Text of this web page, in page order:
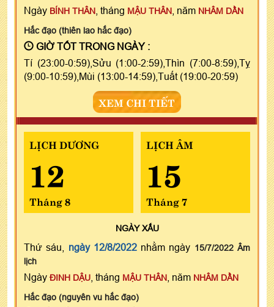
Ngày BÍNH THÂN , tháng MẬU THÂN , năm NHÂM DẦN
Hắc đạo (thiên lao hắc đạo)
GIỜ TỐT TRONG NGÀY :
Tí (23:00-0:59),Sửu (1:00-2:59),Thìn (7:00-8:59),Tỵ
(9:00-10:59),Mùi (13:00-14:59),Tuất (19:00-20:59)
XEM CHI TIẾT
LỊCH DƯƠNG
12
Tháng 8
LỊCH ÂM
15
Tháng 7
NGÀYXẤU
Thứ sáu, ngày 12/8/2022nhằm ngày 15/7/2022 Âm
lịch
Ngày ĐINH DẬU , tháng MẬU THÂN , năm NHÂM DẦN
Hắc đạo (nguyên vu hắc đạo)